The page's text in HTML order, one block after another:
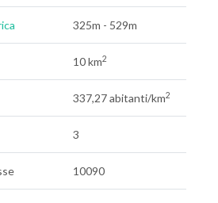
325m - 529m
10 km2
337,27 abitanti/km2
3
10090